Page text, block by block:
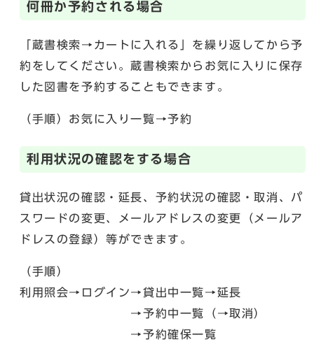
何冊か予約される場合
「蔵書検索→カートに入れる」を繰り返してから予
約をしてください。蔵書検索からお気に入りに保存
した図書を予約することもできます。
（手順）お気に入り一覧→予約
利用状況の確認をする場合
貸出状況の確認・延長、予約状況の確認・取消、パ
スワードの変更、メールアドレスの変更（メールア
ドレスの登録）等ができます。
（手順）
利用照会→ログイン→貸出中一覧→延長
→予約中一覧（→取消）
→予約確保一覧